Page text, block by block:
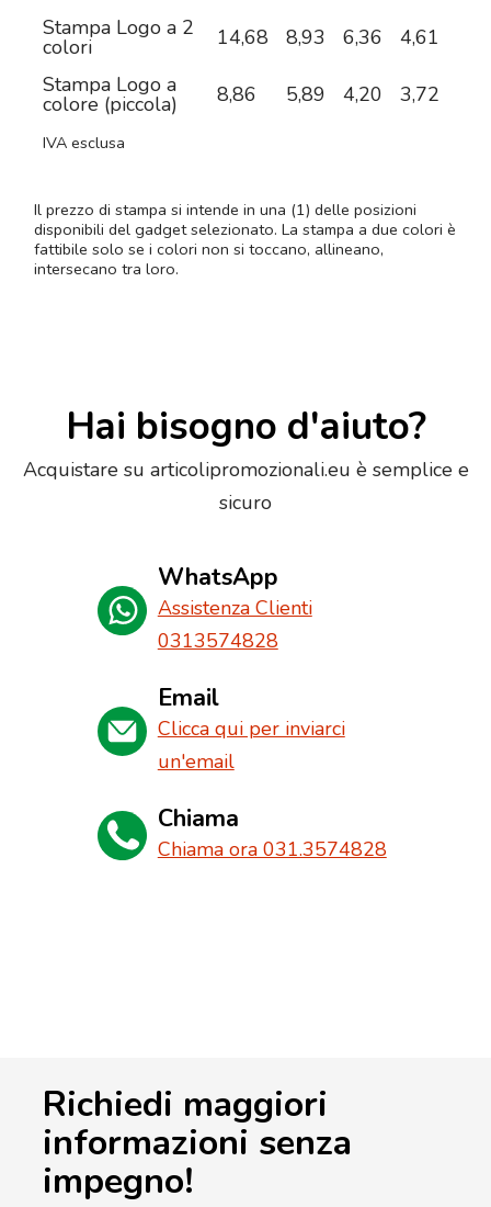
Stampa Logo a 2
colori 14,68 8,93 6,36 4,61
Stampa Logo a
colore (piccola) 8,86 5,89 4,20 3,72
IVA esclusa
Il prezzo di stampa si intende in una (1) delle posizioni
disponibili del gadget selezionato. La stampa a due colori è
fattibile solo se i colori non si toccano, allineano,
intersecano tra loro.
Hai bisogno d'aiuto?
Acquistare su articolipromozionali.eu è semplice e
sicuro
WhatsApp
Assistenza Clienti
0313574828
Email
Clicca qui per inviarci
un'email
Chiama
Chiama ora 031.3574828
Richiedi maggiori
informazioni senza
impegno!